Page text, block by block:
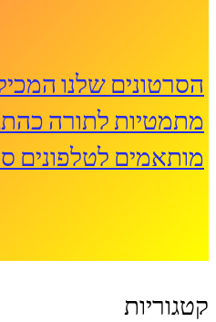
שלנו המכילים
לתורה
לטלפונים